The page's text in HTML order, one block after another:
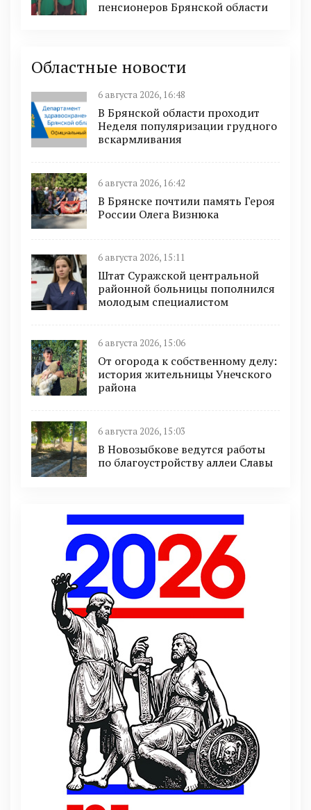
пенсионеров Брянской области
Областные новости
6 августа 2026, 16:48
В Брянской области проходит
Неделя популяризации грудного
вскармливания
6 августа 2026, 16:42
В Брянске почтили память Героя
России Олега Визнюка
6 августа 2026, 15:11
Штат Суражской центральной
районной больницы пополнился
молодым специалистом
6 августа 2026, 15:06
От огорода к собственному делу:
история жительницы Унечского
района
6 августа 2026, 15:03
В Новозыбкове ведутся работы
по благоустройству аллеи Славы